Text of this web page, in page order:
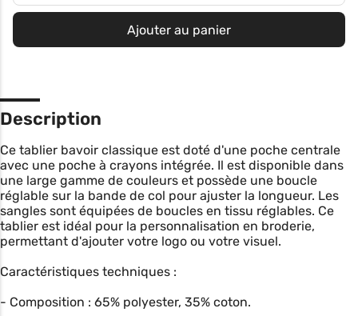
Ajouter au panier
Description
Ce tablier bavoir classique est doté d'une poche centrale
avec une poche à crayons intégrée. Il est disponible dans
une large gamme de couleurs et possède une boucle
réglable sur la bande de col pour ajuster la longueur. Les
sangles sont équipées de boucles en tissu réglables. Ce
tablier est idéal pour la personnalisation en broderie,
permettant d'ajouter votre logo ou votre visuel.
Caractéristiques techniques :
- Composition : 65% polyester, 35% coton.